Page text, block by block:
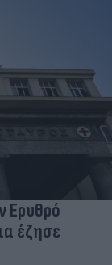
Ερυθρό
έζησε